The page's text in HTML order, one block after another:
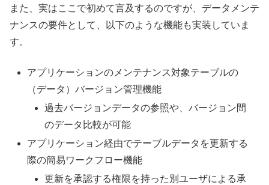
また、実はここで初めて言及するのですが、データメンテ
ナンスの要件として、以下のような機能も実装していま
す。
アプリケーションのメンテナンス対象テーブルの
（データ）バージョン管理機能
過去バージョンデータの参照や、バージョン間
のデータ比較が可能
アプリケーション経由でテーブルデータを更新する
際の簡易ワークフロー機能
更新を承認する権限を持った別ユーザによる承